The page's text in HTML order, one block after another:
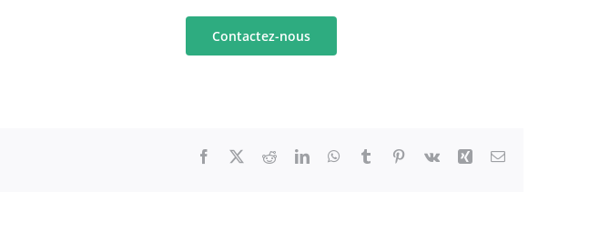
Contactez-nous
Facebook RedditLinkedInWhatsApp
Tumblr Pinterest
Vk Xing Email